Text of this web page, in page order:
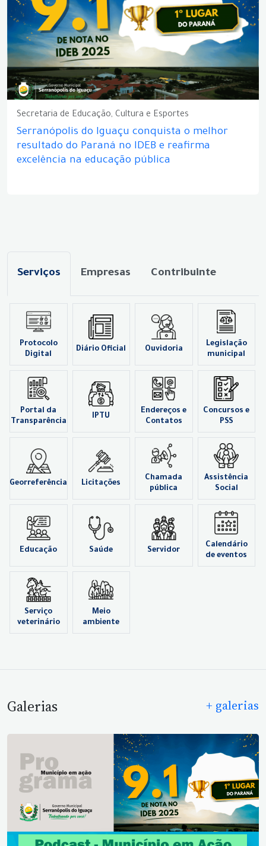
Secretaria de Educação, Cultura e Esportes
Serranópolis do Iguaçu conquista o melhor
resultado do Paraná no IDEB e reafirma
excelência na educação pública
Serviços Empresas Contribuinte
Protocolo
Digital
Diário Oficial Ouvidoria
Legislação
municipal
Portal da
Transparência
IPTU
Endereços e
Contatos
Concursos e
PSS
Georreferência Licitações
Chamada
pública
Assistência
Social
Educação Saúde Servidor
Calendário
de eventos
Serviço
veterinário
Meio
ambiente
Galerias + galerias